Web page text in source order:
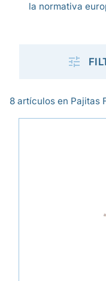
la normativa

8 artículos en Pajitas